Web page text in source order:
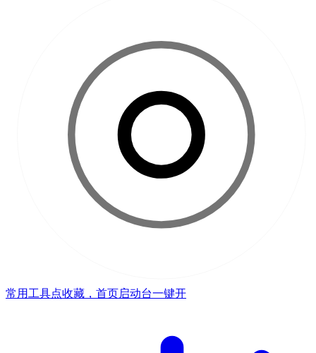
常用工具点收藏，首页启动台一键开